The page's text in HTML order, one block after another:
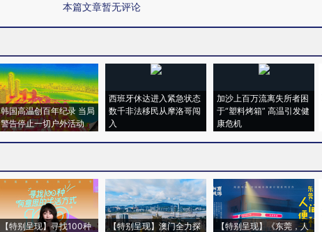
本篇文章暂无评论
韩国高温创百年纪录 当局
警告停止一切户外活动
西班牙休达进入紧急状态
数千非法移民从摩洛哥闯
入
加沙上百万流离失所者困
于“塑料烤箱” 高温引发健
康危机
【特别呈现】寻找100种 【特别呈现】澳门全力探 【特别呈现】《东莞，人